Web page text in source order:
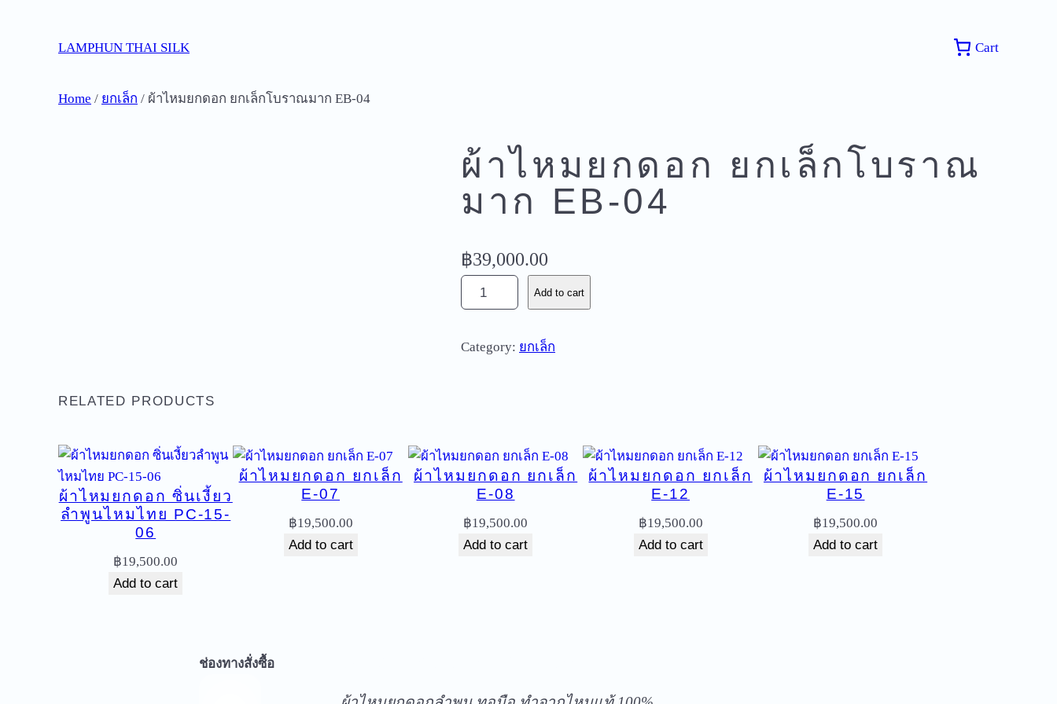
LAMPHUN THAI SILK Cart
Home / ยกเล็ก / ผ้าไหมยกดอก ยกเล็กโบราณมาก EB-04
ผ้าไหมยกดอก ยกเล็กโบราณ
มาก EB-04
฿39,000.00
า
ห
อ
ก
ก
Add to cart
Category: ยกเล็ก
RELATED PRODUCTS
ผ้าไหมยกดอก ซิ่นเงี้ยว
ลำพูนไหมไทย PC-15-
06
฿19,500.00
Add to cart
ผ้าไหมยกดอก ยกเล็ก
E-07
฿19,500.00
Add to cart
ผ้าไหมยกดอก ยกเล็ก
E-08
฿19,500.00
Add to cart
ผ้าไหมยกดอก ยกเล็ก
E-12
฿19,500.00
Add to cart
ผ้าไหมยกดอก ยกเล็ก
E-15
฿19,500.00
Add to cart
ช่องทางสั่งซื้อ